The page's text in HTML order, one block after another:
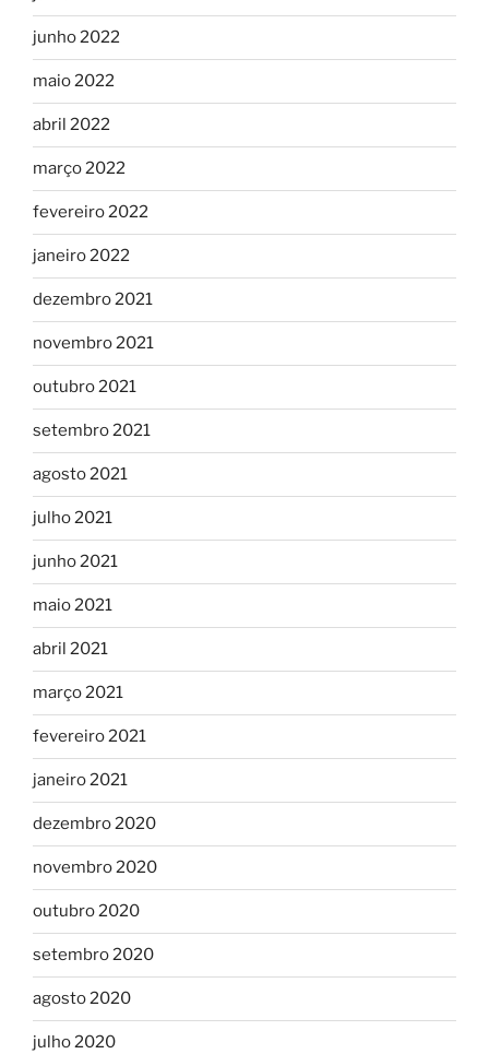
junho 2022
maio 2022
abril 2022
março 2022
fevereiro 2022
janeiro 2022
dezembro 2021
novembro 2021
outubro 2021
setembro 2021
agosto 2021
julho 2021
junho 2021
maio 2021
abril 2021
março 2021
fevereiro 2021
janeiro 2021
dezembro 2020
novembro 2020
outubro 2020
setembro 2020
agosto 2020
julho 2020